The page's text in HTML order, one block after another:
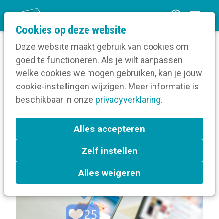
Cookies op deze website
Deze website maakt gebruik van cookies om
goed te functioneren. Als je wilt aanpassen
welke cookies we mogen gebruiken, kan je jouw
cookie-instellingen wijzigen. Meer informatie is
beschikbaar in onze privacyverklaring.
Alles accepteren
Zelf instellen
Alles weigeren
n
m
Home
Berichten over Gedragscode
Berichten over
Gedragscode
a